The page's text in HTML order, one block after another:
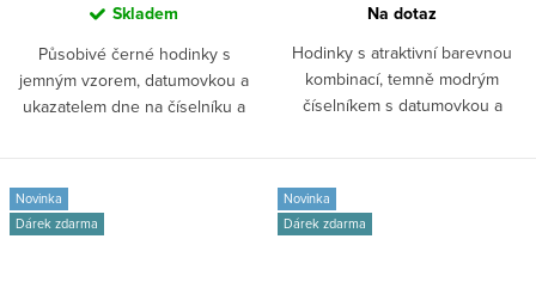
Skladem
Působivé černé hodinky s
jemným vzorem, datumovkou a
ukazatelem dne na číselníku a
Na dotaz
Hodinky s atraktivní barevnou
kombinací, temně modrým
číselníkem s datumovkou a
Novinka
Dárek zdarma
Novinka
Dárek zdarma